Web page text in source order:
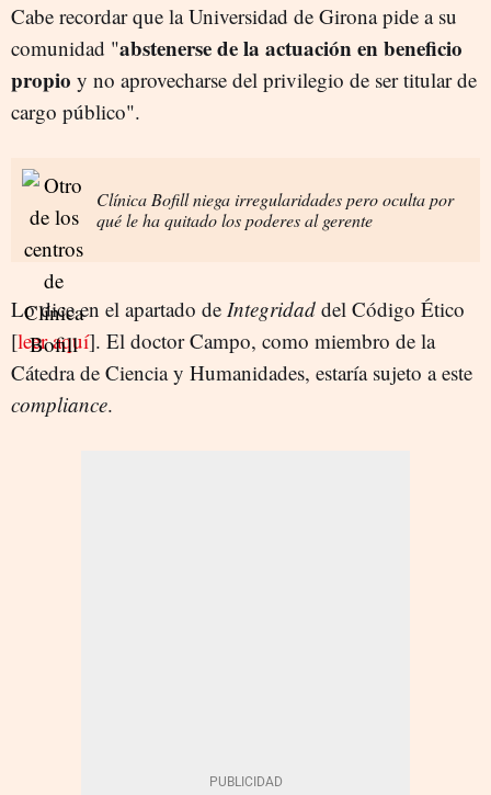
Cabe recordar que la Universidad de Girona pide a su
comunidad "abstenerse de la actuación en beneficio
propio y no aprovecharse del privilegio de ser titular de
cargo público".
Clínica Bofill niega irregularidades pero oculta por
qué le ha quitado los poderes al gerente
Lo dice en el apartado de Integridad del Código Ético
[leer aquí]. El doctor Campo, como miembro de la
Cátedra de Ciencia y Humanidades, estaría sujeto a este
compliance.